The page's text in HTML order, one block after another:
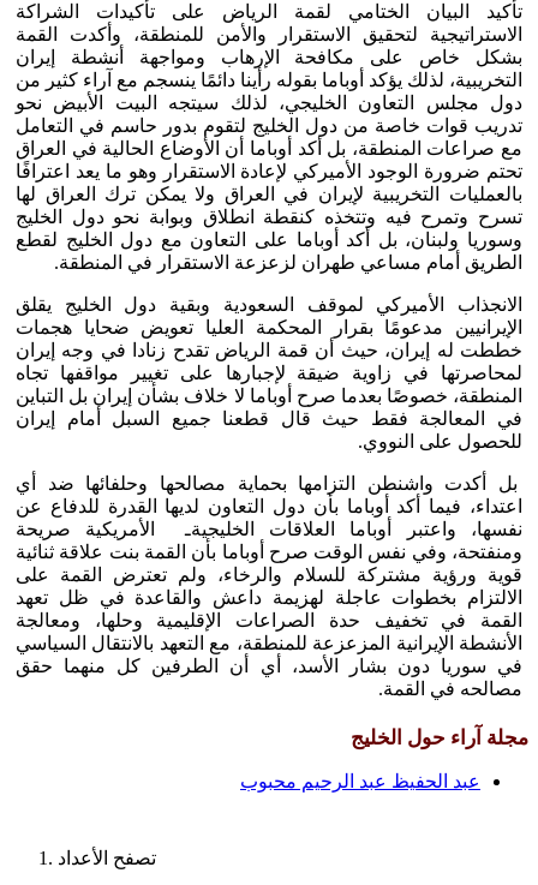
تأكيد البيان الختامي لقمة الرياض على تأكيدات الشراكة
الاستراتيجية لتحقيق الاستقرار والأمن للمنطقة، وأكدت القمة
بشكل خاص على مكافحة الإرهاب ومواجهة أنشطة إيران
التخريبية، لذلك يؤكد أوباما بقوله رأينا دائمًا ينسجم مع آراء كثير من
دول مجلس التعاون الخليجي، لذلك سيتجه البيت الأبيض نحو
تدريب قوات خاصة من دول الخليج لتقوم بدور حاسم في التعامل
مع صراعات المنطقة، بل أكد أوباما أن الأوضاع الحالية في العراق
تحتم ضرورة الوجود الأميركي لإعادة الاستقرار وهو ما يعد اعترافًا
بالعمليات التخريبية لإيران في العراق ولا يمكن ترك العراق لها
تسرح وتمرح فيه وتتخذه كنقطة انطلاق وبوابة نحو دول الخليج
وسوريا ولبنان، بل أكد أوباما على التعاون مع دول الخليج لقطع
الطريق أمام مساعي طهران لزعزعة الاستقرار في المنطقة.
الانجذاب الأميركي لموقف السعودية وبقية دول الخليج يقلق
الإيرانيين مدعومًا بقرار المحكمة العليا تعويض ضحايا هجمات
خططت له إيران، حيث أن قمة الرياض تقدح زنادا في وجه إيران
لمحاصرتها في زاوية ضيقة لإجبارها على تغيير مواقفها تجاه
المنطقة، خصوصًا بعدما صرح أوباما لا خلاف بشأن إيران بل التباين
في المعالجة فقط حيث قال قطعنا جميع السبل أمام إيران
للحصول على النووي.
بل أكدت واشنطن التزامها بحماية مصالحها وحلفائها ضد أي
اعتداء، فيما أكد أوباما بأن دول التعاون لديها القدرة للدفاع عن
نفسها، واعتبر أوباما العلاقات الخليجيةـ الأمريكية صريحة
ومنفتحة، وفي نفس الوقت صرح أوباما بأن القمة بنت علاقة ثنائية
قوية ورؤية مشتركة للسلام والرخاء، ولم تعترض القمة على
الالتزام بخطوات عاجلة لهزيمة داعش والقاعدة في ظل تعهد
القمة في تخفيف حدة الصراعات الإقليمية وحلها، ومعالجة
الأنشطة الإيرانية المزعزعة للمنطقة، مع التعهد بالانتقال السياسي
في سوريا دون بشار الأسد، أي أن الطرفين كل منهما حقق
مصالحه في القمة.
مجلة آراء حول الخليج
عبد الحفيظ عبد الرحيم محبوب
تصفح الأعداد